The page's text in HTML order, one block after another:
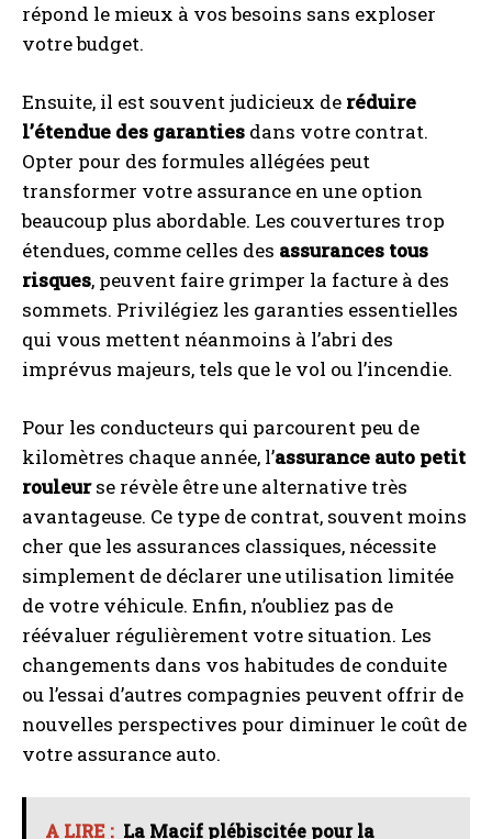
répond le mieux à vos besoins sans exploser
votre budget.
Ensuite, il est souvent judicieux de réduire
l’étendue des garanties dans votre contrat.
Opter pour des formules allégées peut
transformer votre assurance en une option
beaucoup plus abordable. Les couvertures trop
étendues, comme celles des assurances tous
risques, peuvent faire grimper la facture à des
sommets. Privilégiez les garanties essentielles
qui vous mettent néanmoins à l’abri des
imprévus majeurs, tels que le vol ou l’incendie.
Pour les conducteurs qui parcourent peu de
kilomètres chaque année, l’assurance auto petit
rouleurse révèle être une alternative très
avantageuse. Ce type de contrat, souvent moins
cher que les assurances classiques, nécessite
simplement de déclarer une utilisation limitée
de votre véhicule. Enfin, n’oubliez pas de
réévaluer régulièrement votre situation. Les
changements dans vos habitudes de conduite
ou l’essai d’autres compagnies peuvent offrir de
nouvelles perspectives pour diminuer le coût de
votre assurance auto.
A LIRE : La Macif plébiscitée pour la